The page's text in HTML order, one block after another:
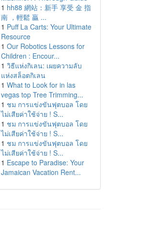
1 hh88 網站：新手 享受 金 指
南 ，輕鬆 贏 ...
1 Puff La Carts: Your Ultimate
Resource
1 Our Robotics Lessons for
Children : Encour...
1 วิธีแห่งกิเลน: เผยความลับ
แห่งสล็อตกิเลน
1 What to Look for in las
vegas top Tree Trimming...
1 ชม การแข่งขันฟุตบอล โดย
ไม่เสียค่าใช้จ่าย ! S...
1 ชม การแข่งขันฟุตบอล โดย
ไม่เสียค่าใช้จ่าย ! S...
1 ชม การแข่งขันฟุตบอล โดย
ไม่เสียค่าใช้จ่าย ! S...
1 Escape to Paradise: Your
Jamaican Vacation Rent...